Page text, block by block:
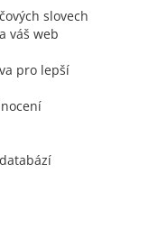
slovech
váš web
pro lepší